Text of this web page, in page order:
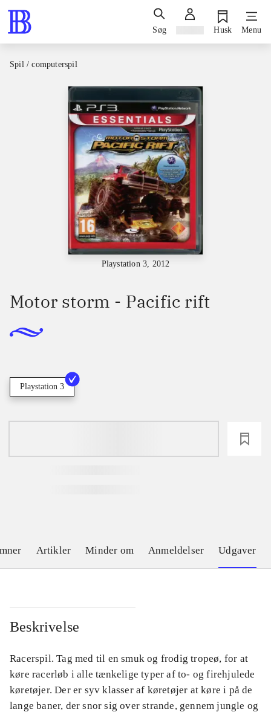
Søg Husk Menu
Spil / computerspil
Playstation 3, 2012
Motor storm - Pacific rift
Playstation 3
Artikler Minder om Anmeldelser Udgaver
Beskrivelse
Racerspil. Tag med til en smuk og frodig tropeø, for at
køre racerløb i alle tænkelige typer af to- og firehjulede
køretøjer. Der er syv klasser af køretøjer at køre i på de
lange baner, der snor sig over strande, gennem jungle og